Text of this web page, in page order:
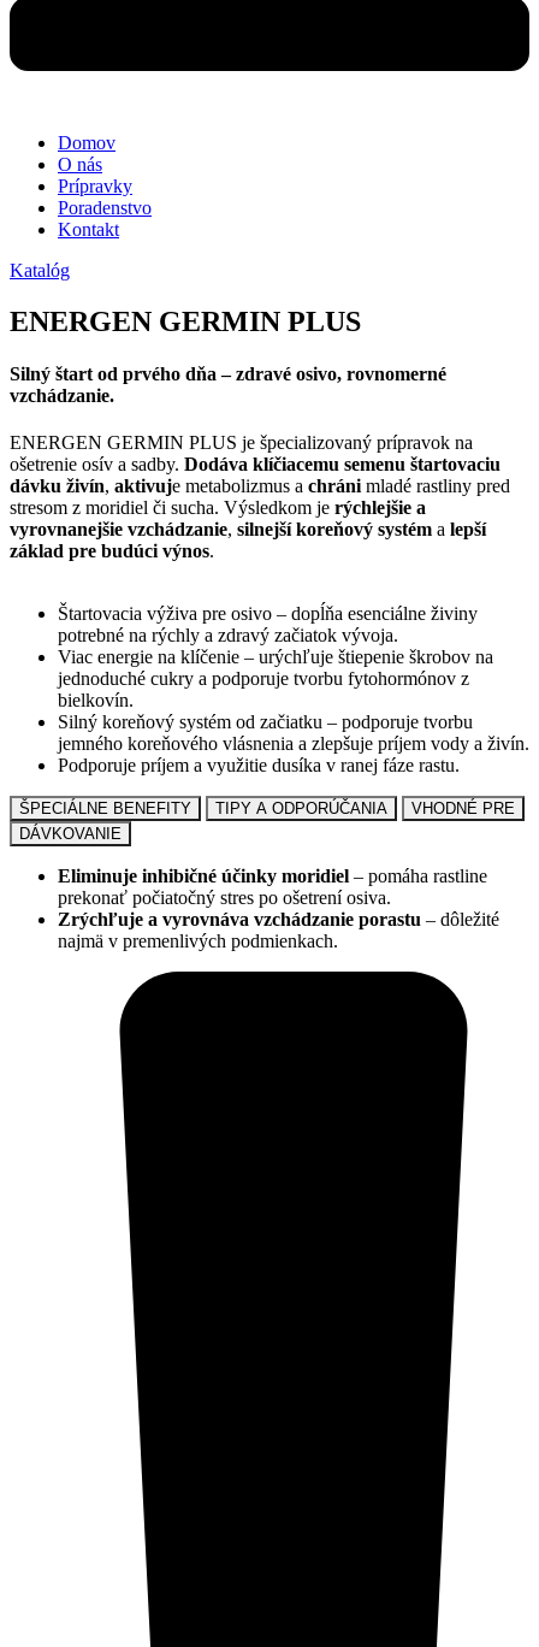
Domov
O nás
Prípravky
Poradenstvo
Kontakt
Katalóg
ENERGEN GERMIN PLUS
Silný štart od prvého dňa – zdravé osivo, rovnomerné
vzchádzanie.
ENERGEN GERMIN PLUS je špecializovaný prípravok na
ošetrenie osív a sadby. Dodáva klíčiacemu semenu štartovaciu
dávku živín, aktivuje metabolizmus a chráni mladé rastliny pred
stresom z moridiel či sucha. Výsledkom je rýchlejšie a
vyrovnanejšie vzchádzanie, silnejší koreňový systém a lepší
základ pre budúci výnos.
Štartovacia výživa pre osivo – dopĺňa esenciálne živiny
potrebné na rýchly a zdravý začiatok vývoja.
Viac energie na klíčenie – urýchľuje štiepenie škrobov na
jednoduché cukry a podporuje tvorbu fytohormónov z
bielkovín.
Silný koreňový systém od začiatku – podporuje tvorbu
jemného koreňového vlásnenia a zlepšuje príjem vody a živín.
Podporuje príjem a využitie dusíka v ranej fáze rastu.
ŠPECIÁLNE BENEFITY TIPY A ODPORÚČANIA
VHODNÉ PRE
DÁVKOVANIE
Eliminuje inhibičné účinky moridiel – pomáha rastline
prekonať počiatočný stres po ošetrení osiva.
Zrýchľuje a vyrovnáva vzchádzanie porastu – dôležité
najmä v premenlivých podmienkach.